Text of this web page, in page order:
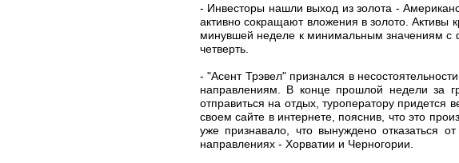
- Инвесторы нашли выход из золота -
активно сокращают вложения в золото. Активы
минувшей неделе к минимальным значениям с
четверть.
- "Асент Трэвел" признался в
направлениям. В конце прошлой недели за
отправиться на отдых, туроператору
своем сайте в интернете, пояснив, что это
уже признавало, что вынуждено отказаться
направлениях - Хорватии и Черногории.